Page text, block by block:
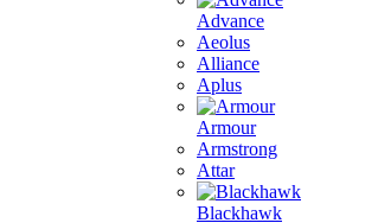
Advance
Aeolus
Alliance
Aplus
Armour
Armstrong
Attar
Blackhawk